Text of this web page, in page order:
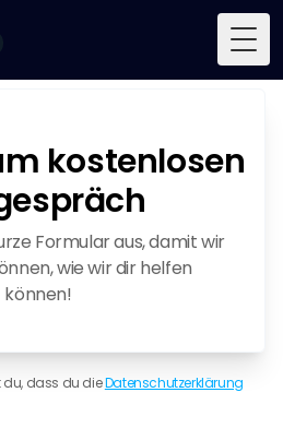
kostenlosen
Formular aus, damit wir
wie wir dir helfen
können!
du, dass du dieDatenschutzerklärung